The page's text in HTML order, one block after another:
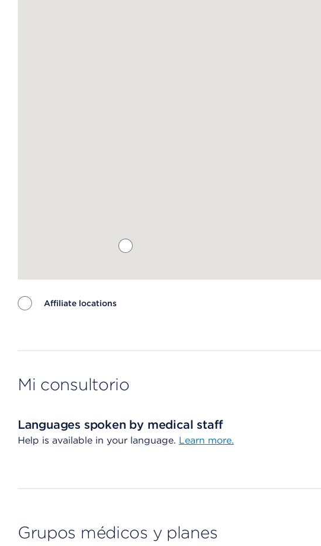
Affiliate locations
Mi consultorio
Languages spoken by medical staff
Help is available in your language. Learn more.
Grupos médicos y planes